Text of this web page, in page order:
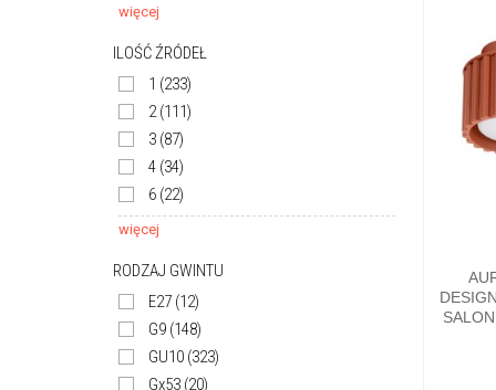
więcej
ILOŚĆ ŹRÓDEŁ
1 (233)
2 (111)
3 (87)
4 (34)
6 (22)
więcej
RODZAJ GWINTU
E27 (12)
G9 (148)
GU10 (323)
Gx53 (20)